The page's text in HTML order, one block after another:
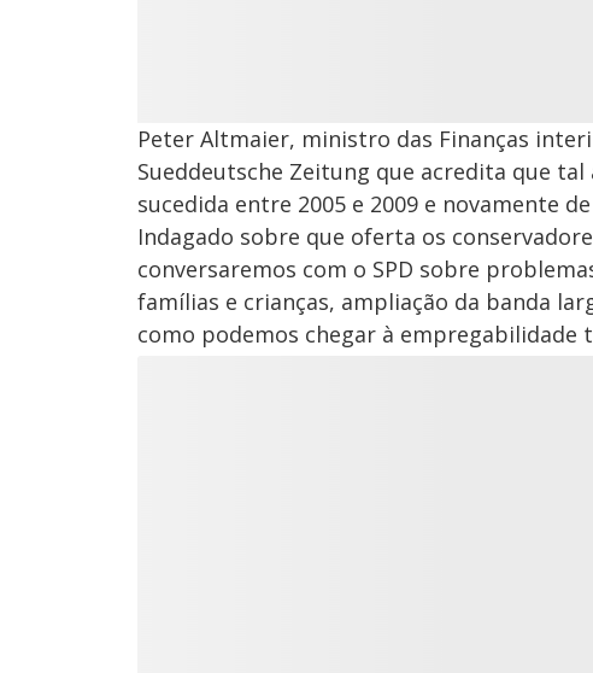
Peter Altmaier, ministro das Finanças
Sueddeutsche Zeitung que acredita que
sucedida entre 2005 e 2009 e novamente de
Indagado sobre que oferta os
conversaremos com o SPD sobre
famílias e crianças, ampliação da banda
como podemos chegar à empregabilidade